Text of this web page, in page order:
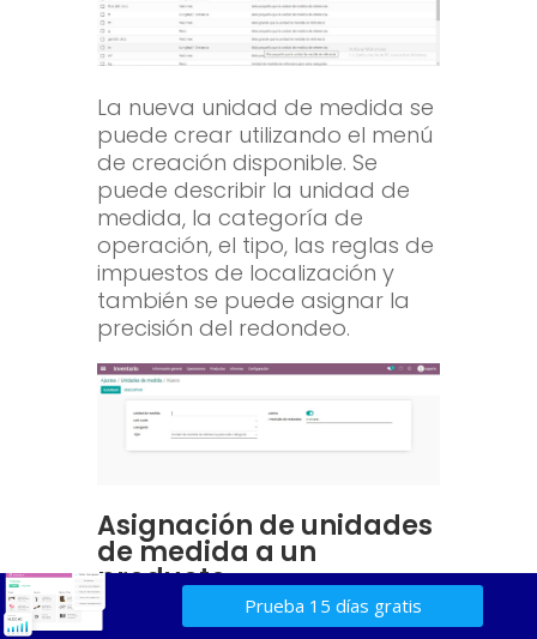
La nueva unidad de medida se
puede crear utilizando el menú
de creación disponible. Se
puede describir la unidad de
medida, la categoría de
operación, el tipo, las reglas de
impuestos de localización y
también se puede asignar la
precisión del redondeo.
Asignación de unidades
de medida a un
producto
Las unidades de producto se
Prueba 15 días gratis